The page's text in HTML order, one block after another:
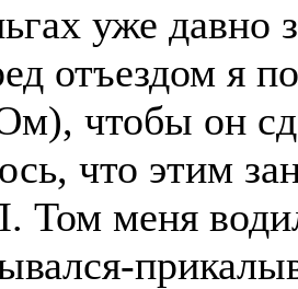
уже давно
отъездом я
чтобы он
что этим
Том меня